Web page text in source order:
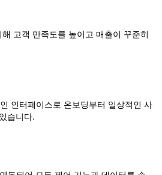
고객 만족도를 높이고 매출이 꾸준히
인터페이스로 온보딩부터 일상적인 사
습니다.